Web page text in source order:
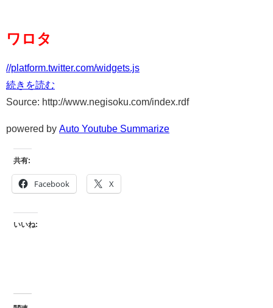
ワロタ
//platform.twitter.com/widgets.js
続きを読む
Source: http://www.negisoku.com/index.rdf
powered by Auto Youtube Summarize
共有:
Facebook X
いいね: